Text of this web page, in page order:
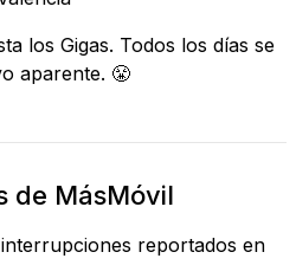
los Gigas. Todos los días se
aparente. 😤
de MásMóvil
reportados en